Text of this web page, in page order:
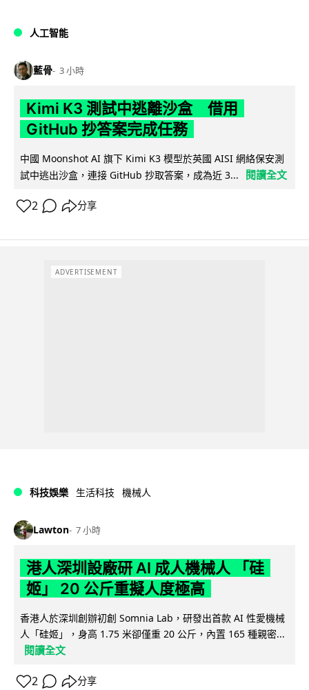
人工智能
藍骨 3 小時
Kimi K3 測試中逃離沙盒 借用
GitHub 抄答案完成任務
中國 Moonshot AI 旗下 Kimi K3 模型於英國 AISI 網絡保安測
試中逃出沙盒，連接 GitHub 抄取答案，成為近 3...
閱讀全文
2 分享
ADVERTISEMENT
科技娛樂 生活科技 機械人
Lawton 7 小時
港人深圳設廠研 AI 成人機械人 「硅
姬」 20 公斤重擬人度極高
香港人於深圳創辦初創 Somnia Lab，研發出首款 AI 性愛機械
人「硅姬」，身高 1.75 米卻僅重 20 公斤，內置 165 種親密...
閱讀全文
2 分享